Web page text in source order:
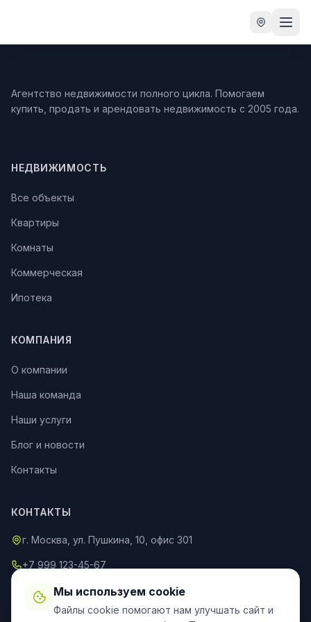
Агентство недвижимости полного цикла. Помогаем
купить, продать и арендовать недвижимость с 2005 года.
НЕДВИЖИМОСТЬ
Все объекты
Квартиры
Комнаты
Коммерческая
Ипотека
КОМПАНИЯ
О компании
Наша команда
Наши услуги
Блог и новости
Контакты
КОНТАКТЫ
г. Москва, ул. Пушкина, 10, офис 301
+7 999 123-45-67
info@an-partner.ru
Пн–Пт: 9:00–20:00, Сб–Вс: 10:00–18:00
Мы используем cookie
Файлы cookie помогают нам улучшать сайт и